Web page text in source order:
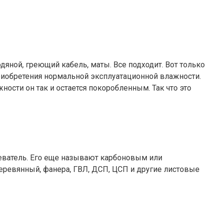
греющий кабель, маты. Все подходит. Вот только
нормальной эксплуатационной влажности.
он так и остается покоробленным. Так что это
Его еще называют карбоновым или
фанера, ГВЛ, ДСП, ЦСП и другие листовые